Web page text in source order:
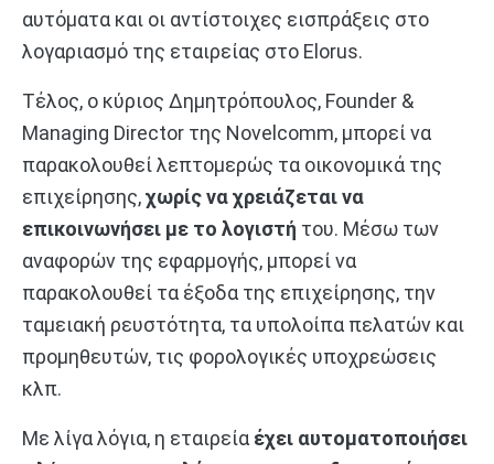
αυτόματα και οι αντίστοιχες εισπράξεις στο
λογαριασμό της εταιρείας στο Elorus.
Τέλος, ο κύριος Δημητρόπουλος, Founder &
Managing Director της Novelcomm, μπορεί να
παρακολουθεί λεπτομερώς τα οικονομικά της
επιχείρησης,χωρίς να χρειάζεται να
επικοινωνήσει με το λογιστή του. Μέσω των
αναφορών της εφαρμογής, μπορεί να
παρακολουθεί τα έξοδα της επιχείρησης, την
ταμειακή ρευστότητα, τα υπολοίπα πελατών και
προμηθευτών, τις φορολογικές υποχρεώσεις
κλπ.
Με λίγα λόγια, η εταιρεία έχει αυτοματοποιήσει